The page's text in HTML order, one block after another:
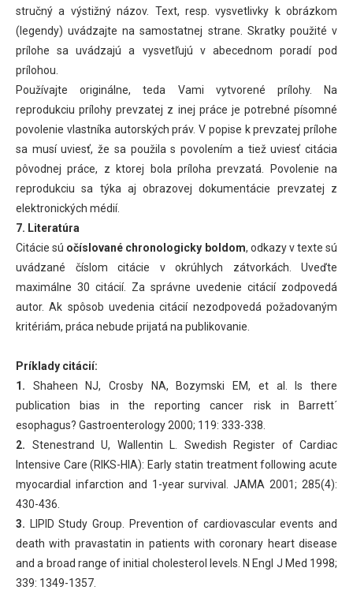
stručný a výstižný názov. Text, resp. vysvetlivky k obrázkom
(legendy) uvádzajte na samostatnej strane. Skratky použité v
prílohe sa uvádzajú a vysvetľujú v abecednom poradí pod
prílohou.
Používajte originálne, teda Vami vytvorené prílohy. Na
reprodukciu prílohy prevzatej z inej práce je potrebné písomné
povolenie vlastníka autorských práv. V popise k prevzatej prílohe
sa musí uviesť, že sa použila s povolením a tiež uviesť citácia
pôvodnej práce, z ktorej bola príloha prevzatá. Povolenie na
reprodukciu sa týka aj obrazovej dokumentácie prevzatej z
elektronických médií.
7. Literatúra
Citácie sú očíslované chronologicky boldom, odkazy v texte sú
uvádzané číslom citácie v okrúhlych zátvorkách. Uveďte
maximálne 30 citácií. Za správne uvedenie citácií zodpovedá
autor. Ak spôsob uvedenia citácií nezodpovedá požadovaným
kritériám, práca nebude prijatá na publikovanie.
Príklady citácií:
1. Shaheen NJ, Crosby NA, Bozymski EM, et al. Is there
publication bias in the reporting cancer risk in Barrett´
esophagus? Gastroenterology 2000; 119: 333-338.
2. Stenestrand U, Wallentin L. Swedish Register of Cardiac
Intensive Care (RIKS-HIA): Early statin treatment following acute
myocardial infarction and 1-year survival. JAMA 2001; 285(4):
430-436.
3. LIPID Study Group. Prevention of cardiovascular events and
death with pravastatin in patients with coronary heart disease
and a broad range of initial cholesterol levels. N Engl J Med 1998;
339: 1349-1357.